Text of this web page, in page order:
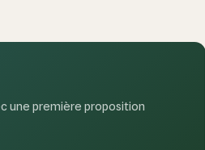
une première proposition